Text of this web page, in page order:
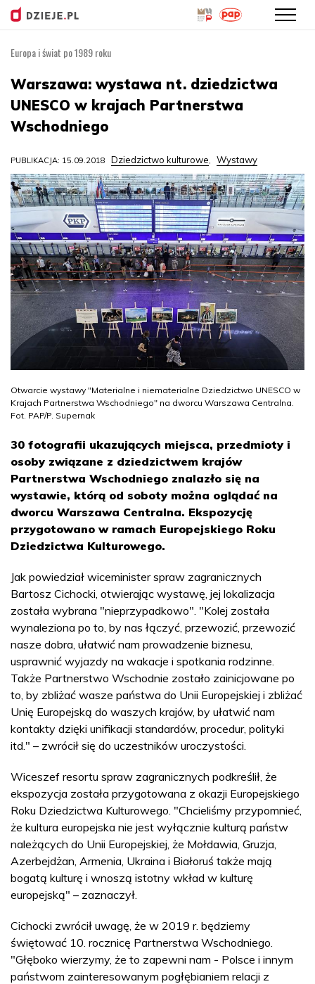
treści
Europa i świat po 1989 roku
Warszawa: wystawa nt. dziedzictwa
UNESCO w krajach Partnerstwa
Wschodniego
PUBLIKACJA: 15.09.2018 Dziedzictwo kulturowe, Wystawy
Otwarcie wystawy "Materialne i niematerialne Dziedzictwo UNESCO w
Krajach Partnerstwa Wschodniego" na dworcu Warszawa Centralna.
Fot. PAP/P. Supernak
30 fotografii ukazujących miejsca, przedmioty i
osoby związane z dziedzictwem krajów
Partnerstwa Wschodniego znalazło się na
wystawie, którą od soboty można oglądać na
dworcu Warszawa Centralna. Ekspozycję
przygotowano w ramach Europejskiego Roku
Dziedzictwa Kulturowego.
Jak powiedział wiceminister spraw zagranicznych
Bartosz Cichocki, otwierając wystawę, jej lokalizacja
została wybrana "nieprzypadkowo". "Kolej została
wynaleziona po to, by nas łączyć, przewozić, przewozić
nasze dobra, ułatwić nam prowadzenie biznesu,
usprawnić wyjazdy na wakacje i spotkania rodzinne.
Także Partnerstwo Wschodnie zostało zainicjowane po
to, by zbliżać wasze państwa do Unii Europejskiej i zbliżać
Unię Europejską do waszych krajów, by ułatwić nam
kontakty dzięki unifikacji standardów, procedur, polityki
itd." – zwrócił się do uczestników uroczystości.
Wiceszef resortu spraw zagranicznych podkreślił, że
ekspozycja została przygotowana z okazji Europejskiego
Roku Dziedzictwa Kulturowego. "Chcieliśmy przypomnieć,
że kultura europejska nie jest wyłącznie kulturą państw
należących do Unii Europejskiej, że Mołdawia, Gruzja,
Azerbejdżan, Armenia, Ukraina i Białoruś także mają
bogatą kulturę i wnoszą istotny wkład w kulturę
europejską" – zaznaczył.
Cichocki zwrócił uwagę, że w 2019 r. będziemy
świętować 10. rocznicę Partnerstwa Wschodniego.
"Głęboko wierzymy, że to zapewni nam - Polsce i innym
państwom zainteresowanym pogłębianiem relacji z